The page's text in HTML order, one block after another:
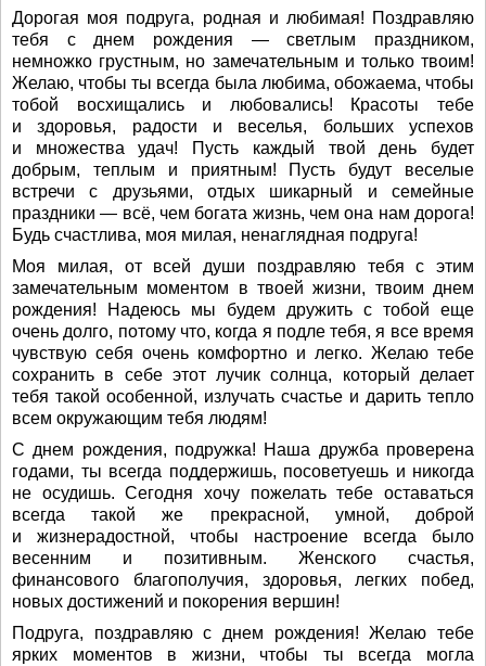
Дорогая моя подруга, родная и любимая! Поздравляю
тебя с днем рождения — светлым праздником,
немножко грустным, но замечательным и только твоим!
Желаю, чтобы ты всегда была любима, обожаема, чтобы
тобой восхищались и любовались! Красоты тебе
и здоровья, радости и веселья, больших успехов
и множества удач! Пусть каждый твой день будет
добрым, теплым и приятным! Пусть будут веселые
встречи с друзьями, отдых шикарный и семейные
праздники — всё, чем богата жизнь, чем она нам дорога!
Будь счастлива, моя милая, ненаглядная подруга!
Моя милая, от всей души поздравляю тебя с этим
замечательным моментом в твоей жизни, твоим днем
рождения! Надеюсь мы будем дружить с тобой еще
очень долго, потому что, когда я подле тебя, я все время
чувствую себя очень комфортно и легко. Желаю тебе
сохранить в себе этот лучик солнца, который делает
тебя такой особенной, излучать счастье и дарить тепло
всем окружающим тебя людям!
С днем рождения, подружка! Наша дружба проверена
годами, ты всегда поддержишь, посоветуешь и никогда
не осудишь. Сегодня хочу пожелать тебе оставаться
всегда такой же прекрасной, умной, доброй
и жизнерадостной, чтобы настроение всегда было
весенним и позитивным. Женского счастья,
финансового благополучия, здоровья, легких побед,
новых достижений и покорения вершин!
Подруга, поздравляю с днем рождения! Желаю тебе
ярких моментов в жизни, чтобы ты всегда могла